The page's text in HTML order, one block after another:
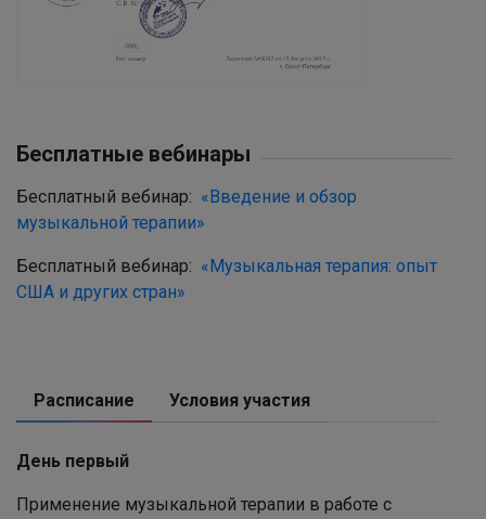
Бесплатные вебинары
Бесплатный вебинар: «Введение и обзор
музыкальной терапии»
Бесплатный вебинар: «Музыкальная терапия: опыт
США и других стран»
Расписание Условия участия
День первый
Применение музыкальной терапии в работе с